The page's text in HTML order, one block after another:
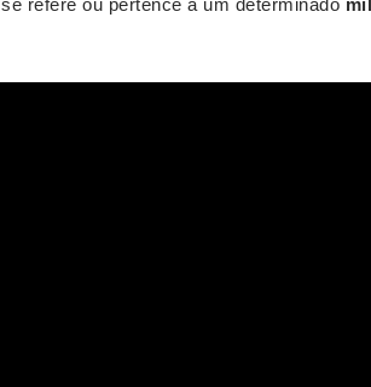
refere ou pertence a um determinado